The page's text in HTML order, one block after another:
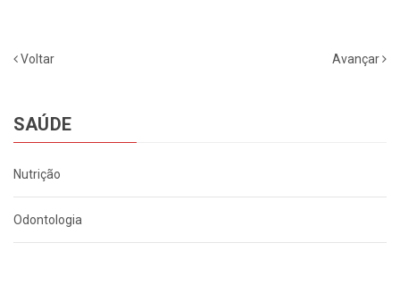
Voltar Avançar
SAÚDE
Nutrição
Odontologia